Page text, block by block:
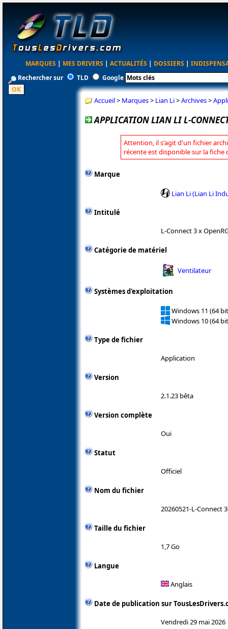
MARQUES | MES DRIVERS | ACTUALITÉS | DOSSIERS |
Rechercher sur
TLD Google
Accueil> Marques> Lian Li>Archives>
APPLICATION LIAN LI L-
Attention, il s'agit d'un fichier
récente est disponible sur la fiche
Marque
Lian Li (Lian Li
Intitulé
L-Connect 3 x
Catégorie de matériel
Ventilateur
Systèmes d'exploitation
Windows 11 (64
Windows 10 (64
Type de fichier
Application
Version
2.1.23 bêta
Version complète
Oui
Statut
Officiel
Nom du fichier
20260521-L-Connect
Taille du fichier
1,7 Go
Langue
Anglais
Date de publication sur
Vendredi 29 mai 2026